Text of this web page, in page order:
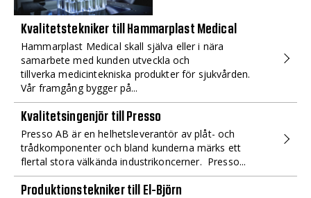
Kvalitetstekniker till Hammarplast Medical
Hammarplast Medical skall själva eller i nära
samarbete med kunden utveckla och
tillverka medicintekniska produkter för sjukvården.
Vår framgång bygger på...
Kvalitetsingenjör till Presso
Presso AB är en helhetsleverantör av plåt- och
trådkomponenter och bland kunderna märks ett
flertal stora välkända industrikoncerner. Presso...
Produktionstekniker till El-Björn